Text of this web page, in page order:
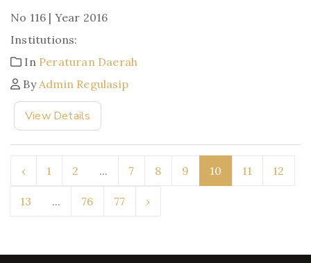
No 116 | Year 2016
Institutions:
In Peraturan Daerah
ByAdmin Regulasip
View Details
‹ 1 2 ... 7 8 9 10 11 12
13 ... 76 77 ›